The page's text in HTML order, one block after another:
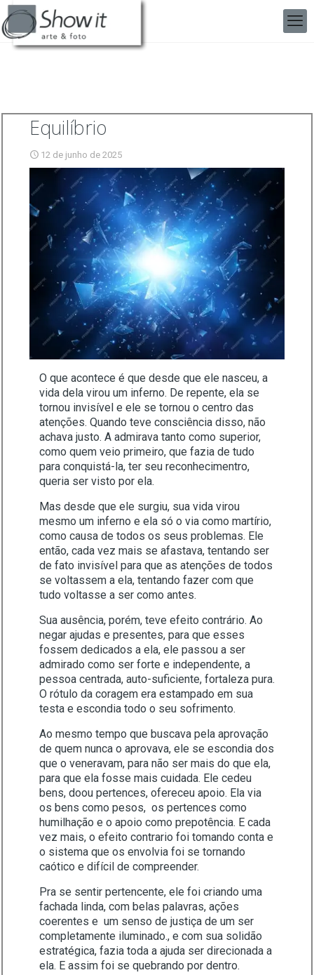
Equilíbrio
12 de junho de 2025
O que acontece é que desde que ele nasceu, a
vida dela virou um inferno. De repente, ela se
tornou invisível e ele se tornou o centro das
atenções. Quando teve consciência disso, não
achava justo. A admirava tanto como superior,
como quem veio primeiro, que fazia de tudo
para conquistá-la, ter seu reconhecimentro,
queria ser visto por ela.
Mas desde que ele surgiu, sua vida virou
mesmo um inferno e ela só o via como martírio,
como causa de todos os seus problemas. Ele
então, cada vez mais se afastava, tentando ser
de fato invisível para que as atenções de todos
se voltassem a ela, tentando fazer com que
tudo voltasse a ser como antes.
Sua ausência, porém, teve efeito contrário. Ao
negar ajudas e presentes, para que esses
fossem dedicados a ela, ele passou a ser
admirado como ser forte e independente, a
pessoa centrada, auto-suficiente, fortaleza pura.
O rótulo da coragem era estampado em sua
testa e escondia todo o seu sofrimento.
Ao mesmo tempo que buscava pela aprovação
de quem nunca o aprovava, ele se escondia dos
que o veneravam, para não ser mais do que ela,
para que ela fosse mais cuidada. Ele cedeu
bens, doou pertences, ofereceu apoio. Ela via
os bens como pesos, os pertences como
humilhação e o apoio como prepotência. E cada
vez mais, o efeito contrario foi tomando conta e
o sistema que os envolvia foi se tornando
caótico e difícil de compreender.
Pra se sentir pertencente, ele foi criando uma
fachada linda, com belas palavras, ações
coerentes e um senso de justiça de um ser
completamente iluminado., e com sua solidão
estratégica, fazia toda a ajuda ser direcionada a
ela. E assim foi se quebrando por dentro.